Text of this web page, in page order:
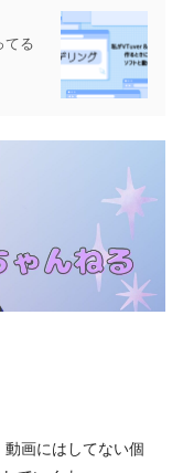
てる
画にはしてない個